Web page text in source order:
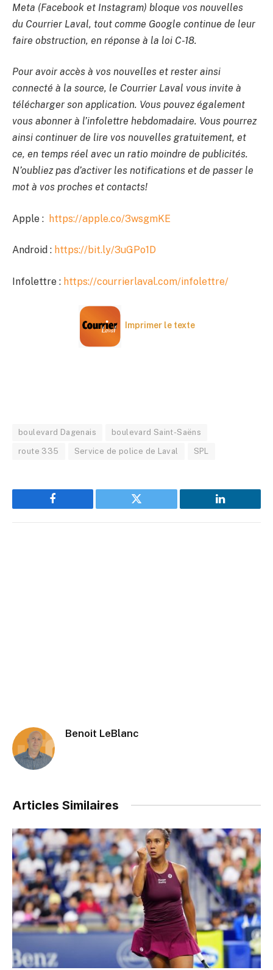
Meta (Facebook et Instagram) bloque vos nouvelles
du Courrier Laval, tout comme Google continue de leur
faire obstruction, en réponse à la loi C-18.
Pour avoir accès à vos nouvelles et rester ainsi
connecté à la source, le Courrier Laval vous invite à
télécharger son application. Vous pouvez également
vous abonner à l’infolettre hebdomadaire. Vous pourrez
ainsi continuer de lire vos nouvelles gratuitement, et
ce, en temps réel avec un ratio moindre de publicités.
N’oubliez pas d’activer les notifications et de passer le
mot à vos proches et contacts!
Apple : https://apple.co/3wsgmKE
Android : https://bit.ly/3uGPo1D
Infolettre : https://courrierlaval.com/infolettre/
Imprimer le texte
boulevard Dagenais boulevard Saint-Saëns
route 335 Service de police de Laval SPL
Facebook Twitter LinkedIn
Benoit LeBlanc
Articles Similaires